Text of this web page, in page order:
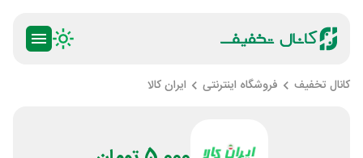
کانال تخفیف فروشگاه اینترنتی ایران کالا